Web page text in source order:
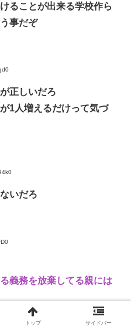
ることが出来る学校作ら
事だぞ
正しいだろ
1人増えるだけって気づ
いだろ
義務を放棄してる親には
トップ サイドバー